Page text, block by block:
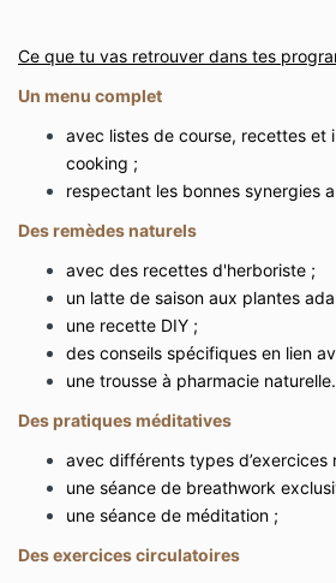
Ce que tu vas retrouver dans tes
Un menu complet
avec listes de course, recettes et
cooking ;
respectant les bonnes synergies
Des remèdes naturels
avec des recettes d'herboriste ;
un latte de saison aux plantes
une recette DIY ;
des conseils spécifiques en lien
une trousse à pharmacie naturelle.
Des pratiques méditatives
avec différents types d’exercices
une séance de breathwork
une séance de méditation ;
Des exercices circulatoires